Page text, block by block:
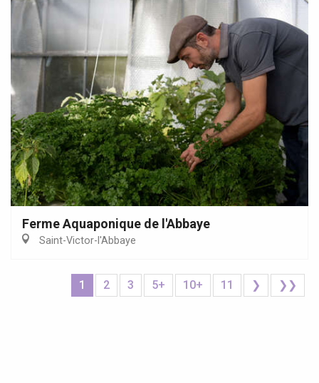
Ferme Aquaponique de l'Abbaye
Saint-Victor-l'Abbaye
1 2 3 5+ 10+ 11 ❯ ❯❯